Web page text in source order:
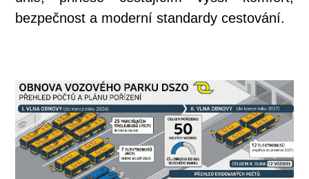
bezpečnost a moderní standardy cestování.